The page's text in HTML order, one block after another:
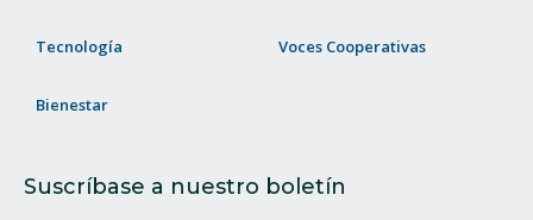
Tecnología
Bienestar
Voces Cooperativas
Suscríbase a nuestro boletín